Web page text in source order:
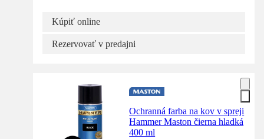
Kúpiť online
Rezervovať v predajni
Ochranná farba na kov v spreji
Hammer Maston čierna hladká
400 ml